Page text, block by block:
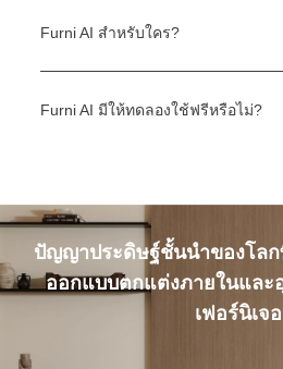
Furni AI สำหรับใคร?
Furni AI มีให้ทดลองใช้ฟรีหรือไม่?
ปัญญาประดิษฐ์ชั้นนำของโลก
ออกแบบตกแต่งภายในและ
เฟอร์นิเจ